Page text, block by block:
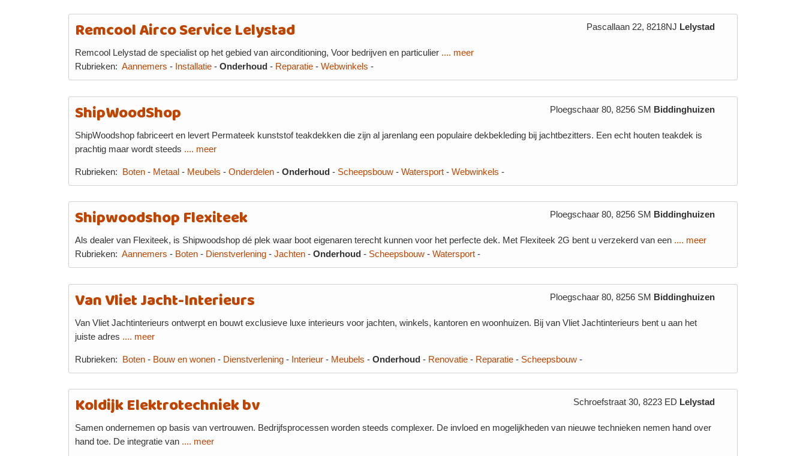
Remcool Airco Service Lelystad Pascallaan 22, 8218NJ Lelystad
Remcool Lelystad de specialist op het gebied van airconditioning, Voor bedrijven en particulier .... meer
Rubrieken: Aannemers - Installatie- Onderhoud - Reparatie- Webwinkels -
ShipWoodShop Ploegschaar 80, 8256 SM Biddinghuizen
ShipWoodshop fabriceert en levert Permateek kunststof teakdekken die zijn al jarenlang een populaire dekbekleding bij jachtbezitters. Een echt houten teakdek is
prachtig maar wordt steeds .... meer
Rubrieken: Boten- Metaal - Meubels - Onderdelen- Onderhoud - Scheepsbouw- Watersport- Webwinkels -
Shipwoodshop Flexiteek Ploegschaar 80, 8256 SM Biddinghuizen
Als dealer van Flexiteek, is Shipwoodshop dé plek waar boot eigenaren terecht kunnen voor het perfecte dek. Met Flexiteek 2G bent u verzekerd van een .... meer
Rubrieken: Aannemers - Boten- Dienstverlening- Jachten- Onderhoud - Scheepsbouw- Watersport-
Van Vliet Jacht-Interieurs Ploegschaar 80, 8256 SM Biddinghuizen
Van Vliet Jachtinterieurs ontwerpt en bouwt exclusieve luxe interieurs voor jachten, winkels, kantoren en woonhuizen. Bij van Vliet Jachtinterieurs bent u aan het
juiste adres .... meer
Rubrieken: Boten- Bouw en wonen- Dienstverlening- Interieur- Meubels - Onderhoud - Renovatie- Reparatie- Scheepsbouw-
Koldijk Elektrotechniek bv Schroefstraat 30, 8223 ED Lelystad
Samen ondernemen op basis van vertrouwen. Bedrijfsprocessen worden steeds complexer. De invloed en mogelijkheden van nieuwe technieken nemen hand over
hand toe. De integratie van .... meer